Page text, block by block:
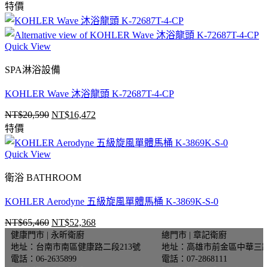
價
格：
價
格：
特價
Quick View
SPA淋浴設備
KOHLER Wave 沐浴龍頭 K-72687T-4-CP
NT$20,590 原
價
NT$20,590。
NT$16,472目
價
特價
Quick View
衛浴 BATHROOM
KOHLER Aerodyne 五級旋風單體馬桶 K-3869K-S-0
NT$65,460 原
始
價
NT$52,368目
價
健康門市 | 永昕衛廚
地址：台南市南區健康路二段213號
電話：06-2635899
總門市 | 章記衛廚
地址：高雄市前金區中華三
電話：07-2868111